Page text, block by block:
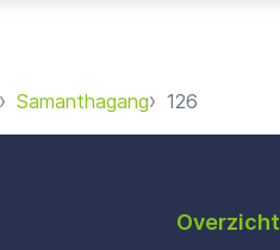
Samanthagang 126
Overzicht